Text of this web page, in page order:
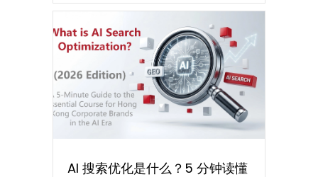
AI 搜索优化是什么？5 分钟读懂